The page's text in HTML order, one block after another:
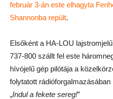
február 3-án este elhagyta
Shannonba repült.
Elsőként a HA-LOU
737-800 szállt fel este
hívójelű gép pilótája a
folytatott
„Indul a fekete sereg!”